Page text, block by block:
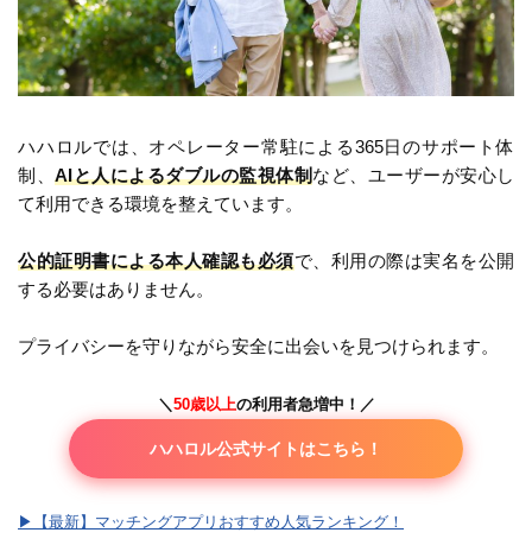
ハハロルでは、オペレーター常駐による365日のサポート体
制、 AIと人によるダブルの監視体制など、ユーザーが安心し
て利用できる環境を整えています。
公的証明書による本人確認も必須で、利用の際は実名を公開
する必要はありません。
プライバシーを守りながら安全に出会いを見つけられます。
＼ 50歳以上の利用者急増中 ！ ／
ハハロル公式サイトはこちら！
▶︎【最新】マッチングアプリおすすめ人気ランキング！